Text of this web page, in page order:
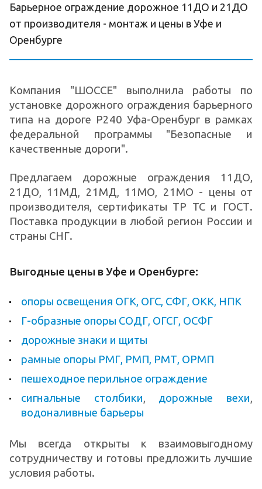
Барьерное ограждение дорожное 11ДО и 21ДО
от производителя - монтаж и цены в Уфе и
Оренбурге
Компания "ШОССЕ" выполнила работы по
установке дорожного ограждения барьерного
типа на дороге Р240 Уфа-Оренбург в рамках
федеральной программы "Безопасные и
качественные дороги".
Предлагаем дорожные ограждения 11ДО,
21ДО, 11МД, 21МД, 11МО, 21МО - цены от
производителя, сертификаты ТР ТС и ГОСТ.
Поставка продукции в любой регион России и
страны СНГ.
Выгодные цены в Уфе и Оренбурге:
опоры освещения ОГК, ОГС, СФГ, ОКК, НПК
Г-образные опоры СОДГ, ОГСГ, ОСФГ
дорожные знаки и щиты
рамные опоры РМГ, РМП, РМТ, ОРМП
пешеходное перильное ограждение
сигнальные столбики, дорожные вехи,
водоналивные барьеры
Мы всегда открыты к взаимовыгодному
сотрудничеству и готовы предложить лучшие
условия работы.